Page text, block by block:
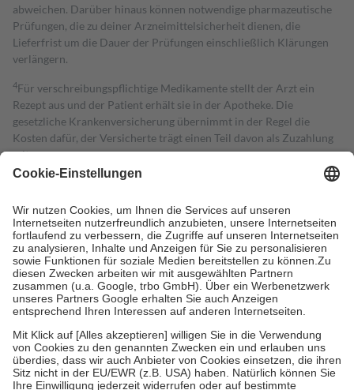
abweichen. Darüber hinaus können notwendige pharmazeutische
Prüfungen, die zu deiner Arzneimittelsicherheit dienen, die
Lieferfrist um die Dauer der Prüfungen einschließlich Klärungen
verlängern.
4Für verschreibungspflichtige Medikamente stellt der Arzt ein
Rezept aus und der Patient erhält sie in der Apotheke. Die
gesetzliche Krankenversicherung übernimmt in der Regel die
Kosten dafür, der Versicherte trägt einen Teil davon als Zuzahlung
mit.
Grundsätzlich leisten Mitglieder Zuzahlungen in Höhe von zehn
höchstens zehn Euro.
Es sind jedoch nie mehr als die tatsächlichen
Kosten der Leistung zu entrichten.
Diese Regeln gelten grundsätzlich auch für Online-Apotheken.
Bei Heilmitteln und häuslicher Krankenpflege beträgt die
Zuzahlung zehn Prozent der Kosten sowie zehn Euro je
Verordnung.
Um das Engagement der Versicherten für ihre eigene Gesundheit zu
stärken und die besondere Stellung der Familie zu unterstützen,
fallenkeine Zuzahlungenan bei:
• Kindern und Jugendlichen bis zum vollendeten 18. Lebensjahr
mit Ausnahme der Fahrkosten
• Untersuchungen zur Vorsorge und Früherkennung, die von der